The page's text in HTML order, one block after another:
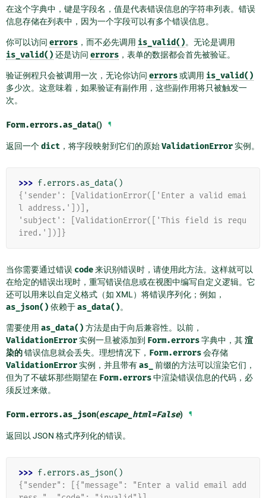
在这个字典中，键是字段名，值是代表错误信息的字符串列表。错误
信息存储在列表中，因为一个字段可以有多个错误信息。
你可以访问 errors ，而不必先调用 is_valid()。无论是调用
is_valid() 还是访问 errors ，表单的数据都会首先被验证。
验证例程只会被调用一次，无论你访问 errors或调用 is_valid()
多少次。这意味着，如果验证有副作用，这些副作用将只被触发一
次。
Form.errors.as_data() ¶
返回一个dict ，将字段映射到它们的原始ValidationError实例。
>>> f.errors .as_data()
{'sender': [ValidationError(['Enter a valid emai
l address.'])],
'subject': [ValidationError(['This field is requ
ired.'])]}
当你需要通过错误 code来识别错误时，请使用此方法。这样就可以
在给定的错误出现时，重写错误信息或在视图中编写自定义逻辑。它
还可以用来以自定义格式（如 XML）将错误序列化；例如，
as_json() 依赖于as_data()。
需要使用 as_data() 方法是由于向后兼容性。以前，
ValidationError实例一旦被添加到 Form.errors字典中，其渲
染的错误信息就会丢失。理想情况下， Form.errors会存储
ValidationError实例，并且带有as_
前缀的方法可以渲染它们，
但为了不破坏那些期望在 Form.errors中渲染错误信息的代码，必
须反过来做。
Form.errors.as_json(escape_html=False) ¶
返回以 JSON 格式序列化的错误。
>>> f.errors .as_json()
{"sender": [{"message": "Enter a valid email add